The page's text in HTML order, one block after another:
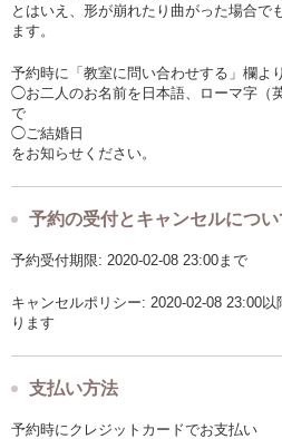
とはいえ、形が崩れたり曲がった場合で
ます。
予約時に「教室に問い合わせする」欄よ
◯お二人のお名前を日本語、ローマ字（
で
◯ご結婚日
をお知らせください。
予約の受付とキャンセルについ
予約受付期限: 2020-02-08 23:00まで
キャンセルポリシー: 2020-02-08 23:00
ります
支払い方法
予約時にクレジットカードでお支払い